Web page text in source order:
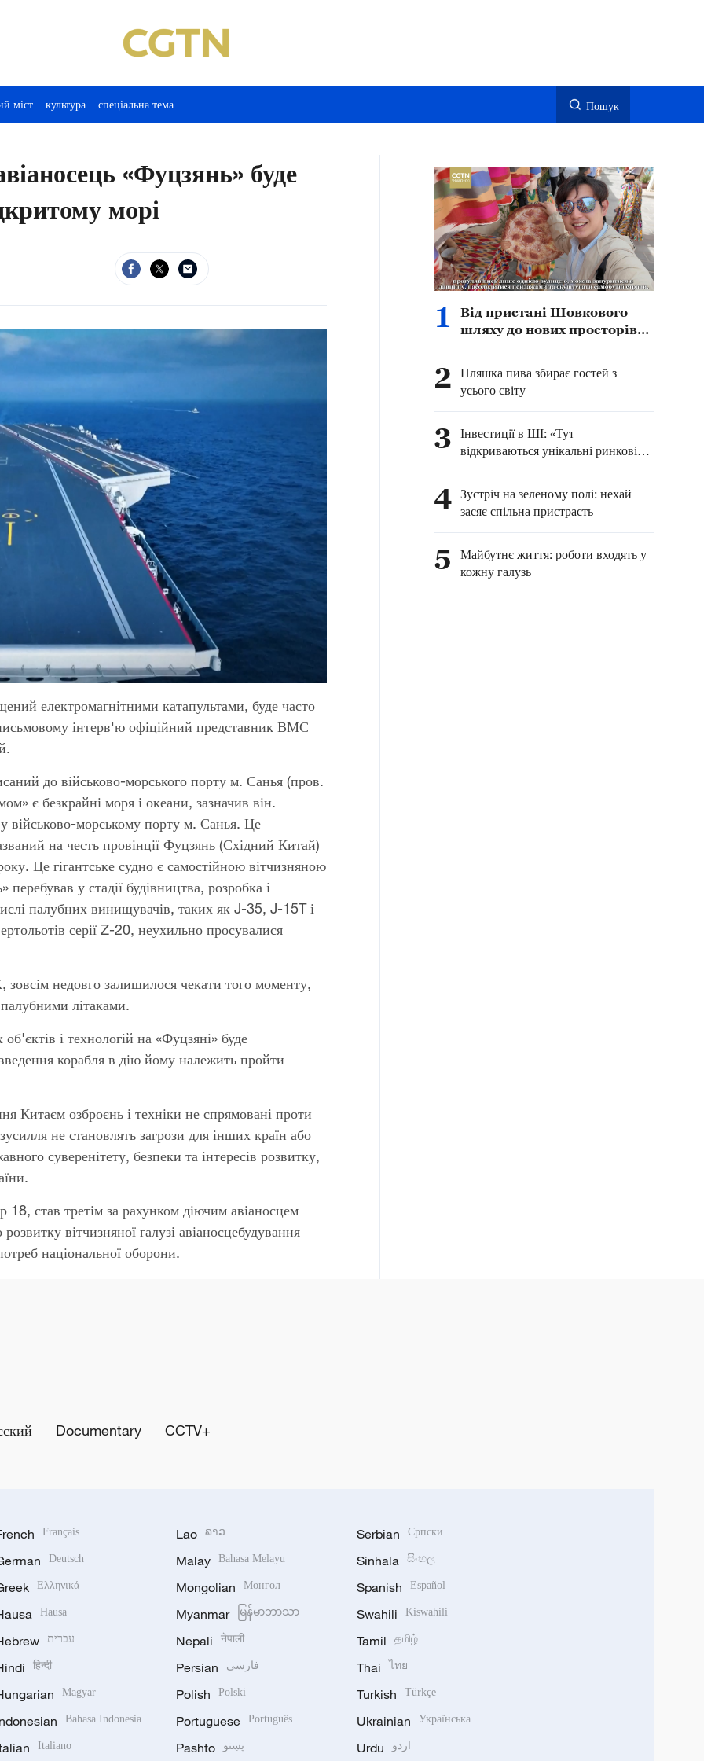
міст культура спеціальна тема Пошук
«Фуцзянь» буде
морі
електромагнітними катапультами, буде часто
інтерв'ю офіційний представник ВМС
до військово-морського порту м. Санья (пров.
є безкрайні моря і океани, зазначив він.
військово-морському порту м. Санья. Це
на честь провінції Фуцзянь (Східний Китай)
Це гігантське судно є самостійною вітчизняною
у стадії будівництва, розробка і
палубних винищувачів, таких як J-35, J-15T і
серії Z-20, неухильно просувалися
недовго залишилося чекати того моменту,
літаками.
і технологій на «Фуцзяні» буде
корабля в дію йому належить пройти
Китаєм озброєнь і техніки не спрямовані проти
не становлять загрози для інших країн або
суверенітету, безпеки та інтересів розвитку,
став третім за рахунком діючим авіаносцем
вітчизняної галузі авіаносцебудування
національної оборони.
1
Від пристані Шовкового
шляху до нових просторів
2 Пляшка пива збирає гостей з
усього світу
3 Інвестиції в ШІ: «Тут
відкриваються унікальні ринкові
можливості»
4 Зустріч на зеленому полі: нехай
засяє спільна пристрасть
5
Майбутнє життя: роботи входять у
кожну галузь
Documentary CCTV+
Français
Deutsch
Ελληνικά
Hausa
עברית
हिन्दी
Magyar
Bahasa Indonesia
Italiano
Lao ລາວ
Malay Bahasa Melayu
Mongolian Монгол
Myanmar မြန်မာဘာသာ
Nepali नेपाली
Persian فارسی
Polish Polski
Portuguese Português
Pashto پښتو
Serbian Српски
Sinhala සිංහල
Spanish Español
Swahili Kiswahili
Tamil தமிழ்
Thai ไทย
Turkish Türkçe
Ukrainian Українська
Urdu اردو